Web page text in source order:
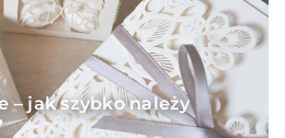
– jak szybko należy